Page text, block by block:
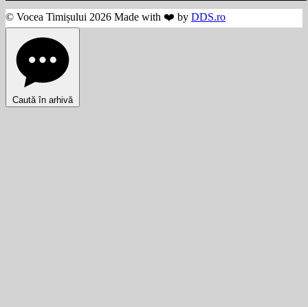
© Vocea Timișului 2026 Made with ❤️ by DDS.ro
Caută în arhivă